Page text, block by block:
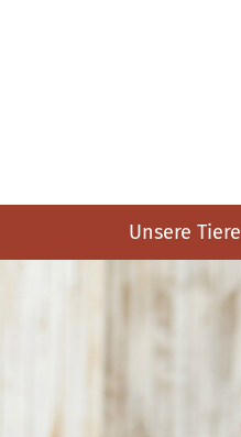
Unsere Tiere